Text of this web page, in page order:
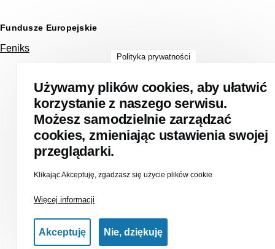
Fundusze Europejskie
Feniks
Polityka prywatności
Używamy plików cookies, aby ułatwić
korzystanie z naszego serwisu.
Możesz samodzielnie zarządzać
cookies, zmieniając ustawienia swojej
przeglądarki.
Klikając Akceptuję, zgadzasz się użycie plików cookie
Więcej informacji
Akceptuję Nie, dziękuję